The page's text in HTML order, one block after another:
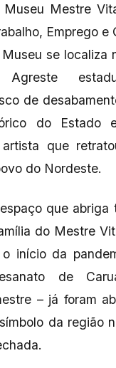
Mestre
Emprego e
se localiza
Agreste
de
do Estado
artista que
do Nordeste.
que abriga
do Mestre
início da
de
– já foram
da região